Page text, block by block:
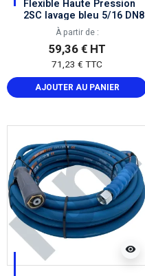
Flexible Haute Pression
2SC lavage bleu 5/16 DN8
femelle BSP 3/8 / mâle
BSP 3/8À partir de :
59,36 € HT
71,23 € TTC
AJOUTER AU PANIER
visibility